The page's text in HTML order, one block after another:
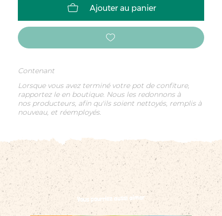
Ajouter au panier
Contenant
Lorsque vous avez terminé votre pot de confiture,
rapportez le en boutique. Nous les redonnons à
nos producteurs, afin qu'ils soient nettoyés, remplis à
nouveau, et réemployés.
Vous pourriez aussi aimer